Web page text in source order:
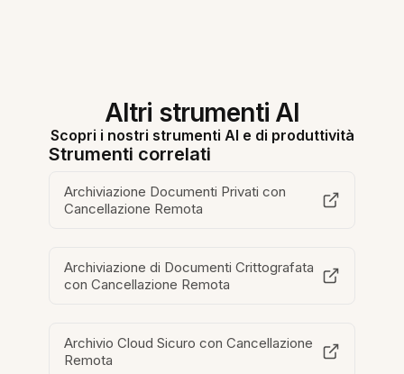
Altri strumenti AI
Scopri i nostri strumenti AI e di produttività
Strumenti correlati
Archiviazione Documenti Privati con
Cancellazione Remota
Archiviazione di Documenti Crittografata
con Cancellazione Remota
Archivio Cloud Sicuro con Cancellazione
Remota